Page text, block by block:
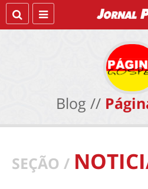
Blog //
SEÇÃO /